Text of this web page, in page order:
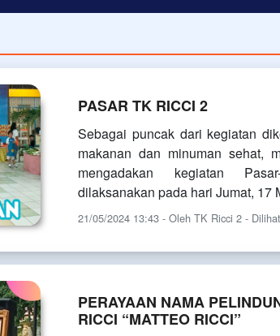
hari ini, bukan besok.
PASAR TK RICCI 2
Sebagai puncak dari kegiatan
makanan dan minuman sehat,
mengadakan kegiatan
dilaksanakan pada hari Jumat, 17
21/05/2024 13:43 - Oleh TK Ricci 2 -
PERAYAAN NAMA
RICCI “MATTEO RICCI”